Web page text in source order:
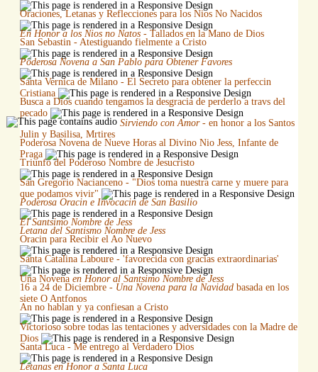
Oraciones, Letanas y Reflecciones para los Nios No Nacidos
En Honor a los Nios no Natos - Tallados en la Mano de Dios
San Sebastin - Atestiguando fielmente a Cristo
Poderosa Novena a San Pablo para Obtener Favores
Santa Vernica de Milano - El Secreto para obtener la perfeccin
Cristiana
Busca a Dios cuando tengamos la desgracia de perderlo a travs del
pecado
Sirviendo con Amor- en honor a los Santos
Julin y Basilisa, Mrtires
Poderosa Novena de Nueve Horas al Divino Nio Jess, Infante de
Praga
Triunfo del Poderoso Nombre de Jesucristo
San Gregorio Nacianceno - "Dios toma nuestra carne y muere para
que podamos vivir"
Poderosa Oracin e Invocacin de San Basilio
El Santsimo Nombre de Jess
Letana del Santismo Nombre de Jess
Oracin para Recibir el Ao Nuevo
Santa Catalina Laboure - 'favorecida con gracias extraordinarias'
Una Novena en Honor al Santsimo Nombre de Jess
16 a 24 de Diciembre - Una Novena para la Navidad basada en los
siete O Antfonos
An no hablan y ya confiesan a Cristo
Victorioso sobre todas las tentaciones y adversidades con la Madre de
Dios
Santa Luca - Me entrego al Verdadero Dios
Letanas en Honor a Santa Luca